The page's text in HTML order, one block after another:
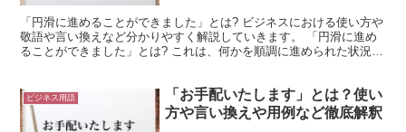
「円滑に進めることができました」とは? ビジネスにおける使い方や
敬語や言い換えなど分かりやすく解説していきます。 「円滑に進め
ることができました」とは? これは、何かを順調に進められた状況で
ビジネス用語
「お手配いたします」とは？使い
方や言い換えや用例など徹底解釈